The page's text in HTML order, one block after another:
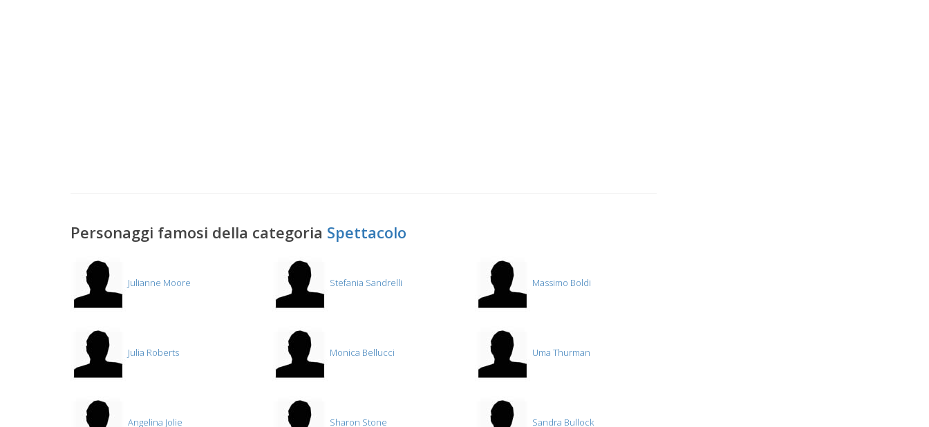
Personaggi famosi della categoria Spettacolo
Julianne Moore Stefania Sandrelli Massimo Boldi
Julia Roberts Monica Bellucci Uma Thurman
Angelina Jolie Sharon Stone Sandra Bullock